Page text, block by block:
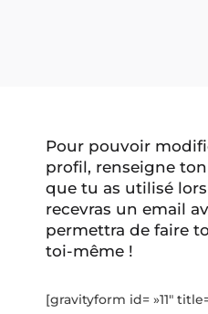
Pour pouvoir
profil, renseigne
que tu as utilisé
recevras un email
permettra de faire
toi-même !
[gravityform id= »11″